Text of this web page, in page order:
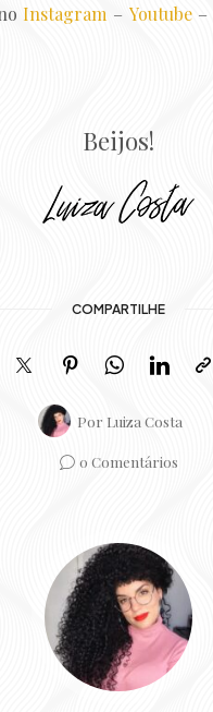
Instagram – Youtube–
Beijos!
COMPARTILHE
Por Luiza Costa
0 Comentários